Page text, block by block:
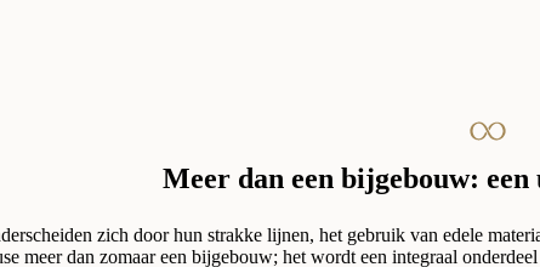
Meer dan een bijgebouw:
zich door hun strakke lijnen, het gebruik van edele
meer dan zomaar een bijgebouw; het wordt een integraal